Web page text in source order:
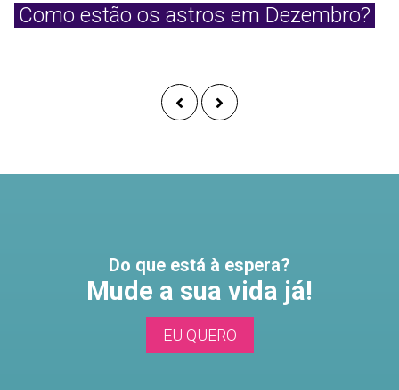
Como estão os astros em Dezembro?
Do que está à espera?
Mude a sua vida já!
EU QUERO